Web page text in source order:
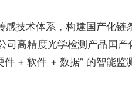
感技术体系，构建国产化
司高精度光学检测产品国
件 + 软件 + 数据” 的智能